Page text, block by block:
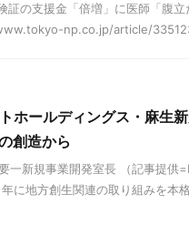
証の支援金「倍増」に医師「腹
np.co.jp/article/
ホールディングス・麻生
創造から
一新規事業開発室長 （記事提供
に地方創生関連の取り組みを本